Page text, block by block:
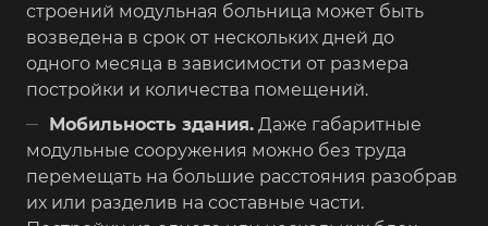
строений модульная больница может быть
возведена в срок от нескольких дней до
одного месяца в зависимости от размера
постройки и количества помещений.
Мобильность здания. Даже габаритные
модульные сооружения можно без труда
перемещать на большие расстояния разобрав
их или разделив на составные части.